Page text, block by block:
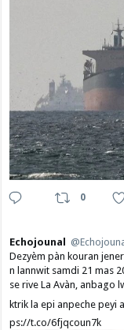
0
Echojounal
Dezyèm pàn kouran
n lannwit samdi 21 mas
se rive La Avàn, anbago
ktrik la epi anpeche peyi
ps://t.co/6fjqcoun7k